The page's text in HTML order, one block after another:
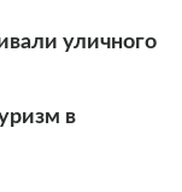
уличного
в